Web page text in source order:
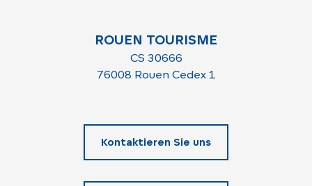
ROUEN TOURISME
CS 30666
76008 Rouen Cedex 1
Kontaktieren Sie uns